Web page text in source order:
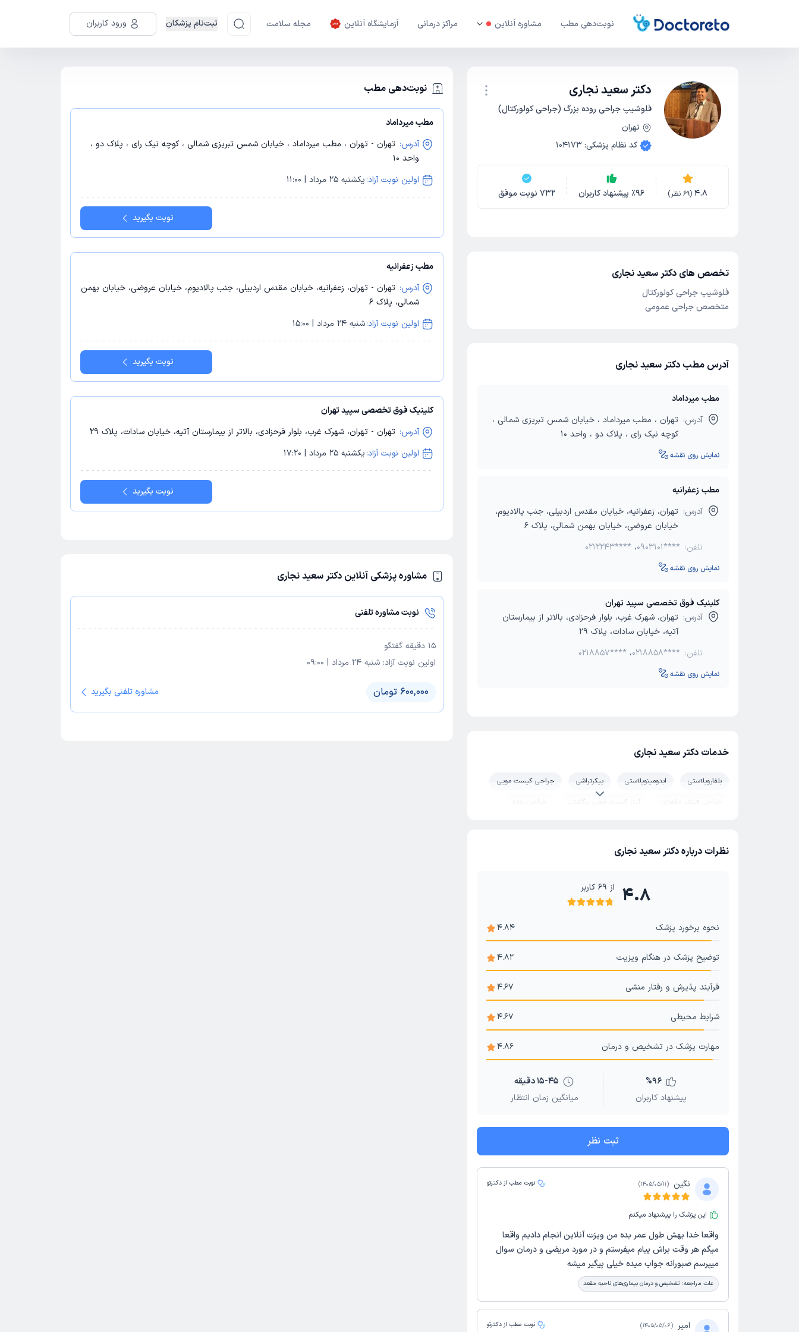
نوبت‌دهی مطب مشاوره آنلاین مراکز درمانی آزمایشگاه آنلاین مجله سلامت ثبت‌نام پزشکان ورود کاربران
دکتر سعید نجاری
فلوشیپ جراحی روده بزرگ (جراحی کولورکتال)
تهران
کد نظام پزشکی:
104173
4.8
(
69 نظر) ٪96 پیشنهاد کاربران 732 نوبت موفق
نوبت‌دهی مطب
مطب میرداماد
آدرس: تهران - تهران ، مطب میرداماد ، خیابان شمس تبریزی شمالی ، کوچه نیک رای ، پلاک دو ،
واحد 10
اولین نوبت آزاد:یکشنبه 25 مرداد | 11:00
نوبت بگیرید
مطب زعفرانیه
آدرس: تهران - تهران، زعفرانیه، خیابان مقدس اردبیلی، جنب پالادیوم، خیابان عروضی، خیابان بهمن
شمالی، پلاک 6
اولین نوبت آزاد:شنبه 24 مرداد | 15:00
نوبت بگیرید
کلینیک فوق تخصصی سپید تهران
آدرس: تهران - تهران، شهرک غرب، بلوار فرحزادی، بالاتر از بیمارستان آتیه، خیابان سادات، پلاک 29
اولین نوبت آزاد:یکشنبه 25 مرداد | 17:20
نوبت بگیرید
مشاوره پزشکی آنلاین دکتر سعید نجاری
نوبت مشاوره تلفنی
15 دقیقه گفتگو
اولین نوبت آزاد: شنبه 24 مرداد |
09:00
600,000 تومان مشاوره تلفنی بگیرید
تخصص های دکتر سعید نجاری
فلوشیپ جراحی کولورکتال
متخصص جراحی عمومی
آدرس مطب دکتر سعید نجاری
مطب میرداماد
آدرس: تهران ، مطب میرداماد ، خیابان شمس تبریزی شمالی ،
کوچه نیک رای ، پلاک دو ، واحد 10
نمایش روی نقشه
مطب زعفرانیه
آدرس: تهران، زعفرانیه، خیابان مقدس اردبیلی، جنب پالادیوم،
خیابان عروضی، خیابان بهمن شمالی، پلاک 6
تلفن:
0212243**** ،0903101****
نمایش روی نقشه
کلینیک فوق تخصصی سپید تهران
آدرس: تهران، شهرک غرب، بلوار فرحزادی، بالاتر از بیمارستان
آتیه، خیابان سادات، پلاک 29
تلفن:
0218857**** ،0218858****
نمایش روی نقشه
خدمات دکتر سعید نجاری
بلفاروپلاستی ابدومینوپلاستی پیکرتراشی
جراحی کیست مویی
جراحی فیشر مقعدی
لیزر کیست مویی برگشتی
جراحی روده
جراحی روده بزرگ
جراح سرطان لاپاراسکوپی
جراحی لاپاراسکوپی
جراحی فیستول
نظرات درباره دکتر سعید نجاری
4.8 از 69کاربر
نحوه برخورد پزشک 4.84
توضیح پزشک در هنگام ویزیت 4.82
فرآیند پذیرش و رفتار منشی 4.67
شرایط محیطی 4.67
مهارت پزشک در تشخیص و درمان 4.86
%96
پیشنهاد کاربران
15-45 دقیقه
میانگین زمان انتظار
ثبت نظر
نگین (
1405/05/11
) نوبت مطب از دکترتو
این پزشک را پیشنهاد میکنم
واقعا خدا بهش طول عمر بده من ویزت آنلاین انجام دادیم واقعا
میگم هر وقت براش پیام میفرستم و در مورد مریضی و درمان سوال
میپرسم صبورانه جواب میده خیلی پیگیر میشه
علت مراجعه: تشخیص و درمان بیماری‌های ناحیه مقعد
امیر (
1405/05/06
) نوبت مطب از دکترتو